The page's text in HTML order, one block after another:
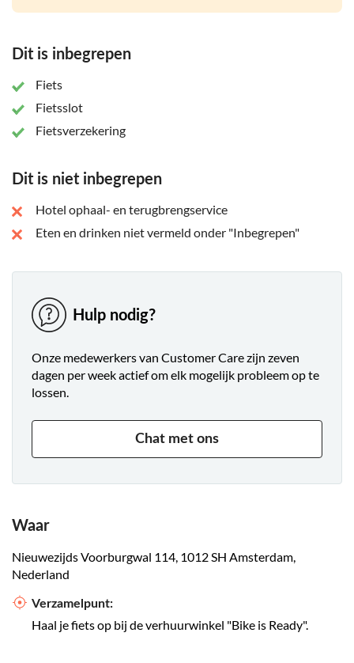
Dit is inbegrepen
Fiets
Fietsslot
Fietsverzekering
Dit is niet inbegrepen
Hotel ophaal- en terugbrengservice
Eten en drinken niet vermeld onder "Inbegrepen"
Hulp nodig?
Onze medewerkers van Customer Care zijn zeven
dagen per week actief om elk mogelijk probleem op te
lossen.
Chat met ons
Waar
Nieuwezijds Voorburgwal 114, 1012 SH Amsterdam,
Nederland
Verzamelpunt:
Haal je fiets op bij de verhuurwinkel "Bike is Ready".